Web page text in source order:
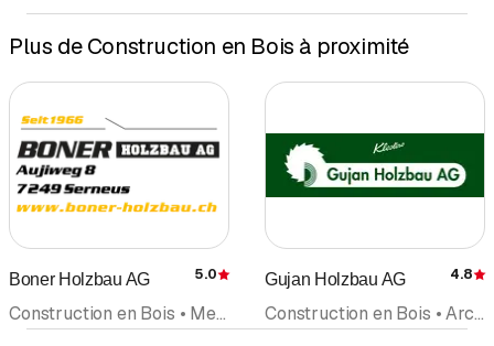
Plus de Construction en Bois à proximité
Boner Holzbau AG Évaluation
5.0
Construction en Bois • Menuiserie • Fenêtres • Aménagements d'intérieurs • Rénovation • Charpentes en bois • Façades
Gujan Holzbau AG 4.8
Construction en Bois • Architecte • Bureau d'Architecture • Menuiserie